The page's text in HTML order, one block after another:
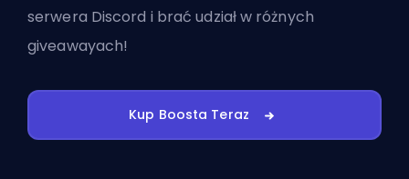
serwera Discord i brać udział w różnych
giveawayach!
Kup Boosta Teraz